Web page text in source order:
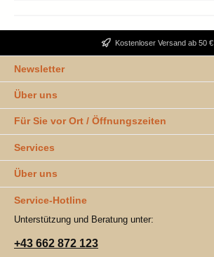
Kostenloser Versand ab 50 €
Newsletter
Über uns
Für Sie vor Ort / Öffnungszeiten
Services
Über uns
Service-Hotline
Unterstützung und Beratung unter:
+43 662 872 123